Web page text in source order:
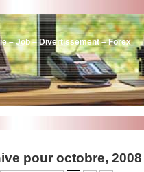
– Job – Divertissement – Forex
pour octobre, 2008